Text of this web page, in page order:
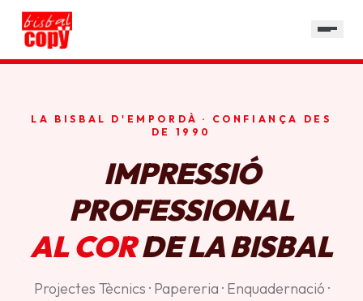
HORARI
LA BISBAL D'EMPORDÀ · CONFIANÇA DES
DE 1990
IMPRESSIÓ
PROFESSIONAL
AL CORDE LA BISBAL
Projectes Tècnics · Papereria · Enquadernació ·